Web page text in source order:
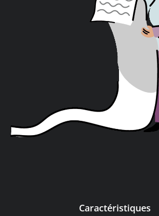
Caractéristiques